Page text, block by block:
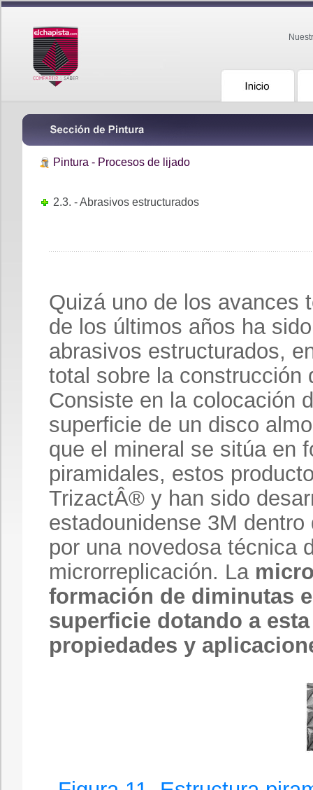
Pintura - Procesos de lijado
2.3. - Abrasivos estructurados
Quizá uno de los avances
de los últimos años ha
abrasivos estructurados,
total sobre la construcción
Consiste en la colocación
superficie de un disco
que el mineral se sitúa en
piramidales, estos
TrizactÂ® y han sido
estadounidense 3M
por una novedosa técnica
microrreplicación. La
formación de diminutas
superficie dotando a
propiedades y